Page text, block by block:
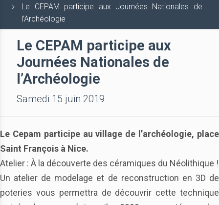
Le CEPAM participe aux Journées Nationales de
l’Archéologie
Le CEPAM participe aux
Journées Nationales de
l’Archéologie
Samedi 15 juin 2019
Le Cepam participe au village de l’archéologie, place
Saint François à Nice.
Atelier : À la découverte des céramiques du Néolithique !
Un atelier de modelage et de reconstruction en 3D de
poteries vous permettra de découvrir cette technique